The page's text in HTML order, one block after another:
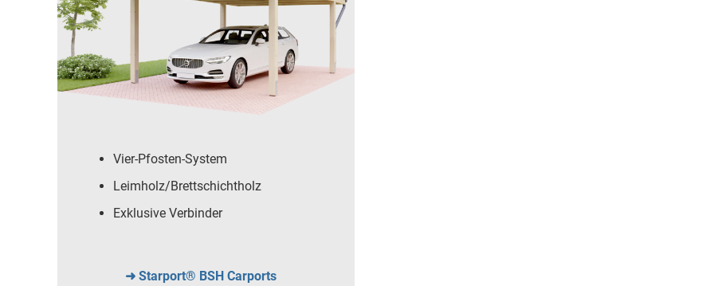
Vier-Pfosten-System
Leimholz/Brettschichtholz
Exklusive Verbinder
➜ Starport® BSH Carports